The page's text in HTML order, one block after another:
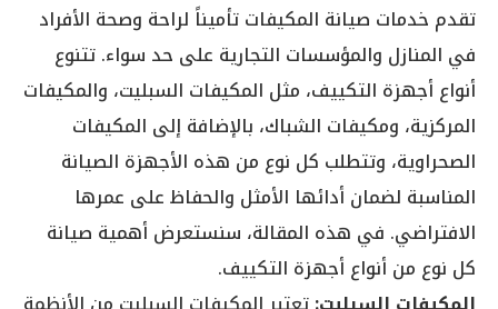
تقدم خدمات صيانة المكيفات تأميناً لراحة وصحة الأفراد
في المنازل والمؤسسات التجارية على حد سواء. تتنوع
أنواع أجهزة التكييف، مثل المكيفات السبليت، والمكيفات
المركزية، ومكيفات الشباك، بالإضافة إلى المكيفات
الصحراوية، وتتطلب كل نوع من هذه الأجهزة الصيانة
المناسبة لضمان أدائها الأمثل والحفاظ على عمرها
الافتراضي. في هذه المقالة، سنستعرض أهمية صيانة
كل نوع من أنواع أجهزة التكييف.